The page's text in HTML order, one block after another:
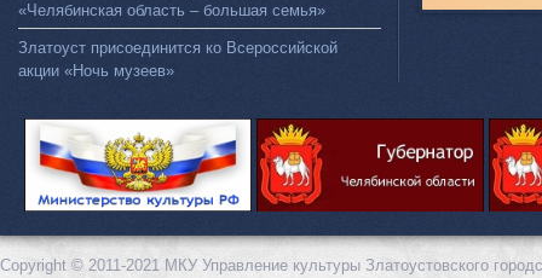
«Челябинская область – большая семья»
Златоуст присоединится ко Всероссийской
акции «Ночь музеев»
Copyright © 2011-2021 МКУ Управление культуры Златоустовского